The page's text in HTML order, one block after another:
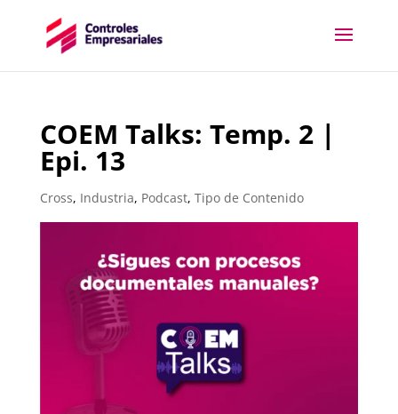
COEM Talks: Temp. 2 |
Epi. 13
Cross, Industria, Podcast, Tipo de Contenido